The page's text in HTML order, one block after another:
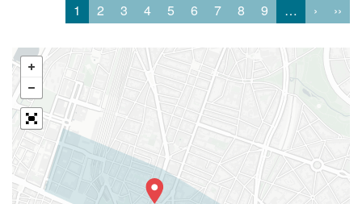
1 2 3 4 5 6 7 8 9 … › ››